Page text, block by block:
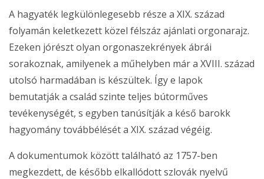
A hagyaték legkülönlegesebb része a XIX. század
folyamán keletkezett közel félszáz ajánlati orgonarajz.
Ezeken jórészt olyan orgonaszekrények ábrái
sorakoznak, amilyenek a műhelyben már a XVIII. század
utolsó harmadában is készültek. Így e lapok
bemutatják a család szinte teljes bútorműves
tevékenységét, s egyben tanúsítják a késő barokk
hagyomány továbbélését a XIX. század végéig.
A dokumentumok között található az 1757-ben
megkezdett, de később elkallódott szlovák nyelvű